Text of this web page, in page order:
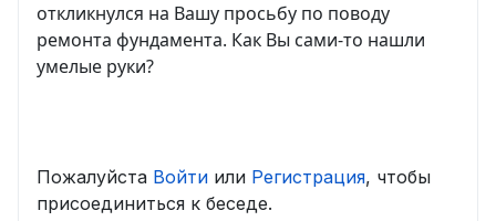
откликнулся на Вашу просьбу по поводу
ремонта фундамента. Как Вы сами-то нашли
умелые руки?
Пожалуйста Войти или Регистрация, чтобы
присоединиться к беседе.